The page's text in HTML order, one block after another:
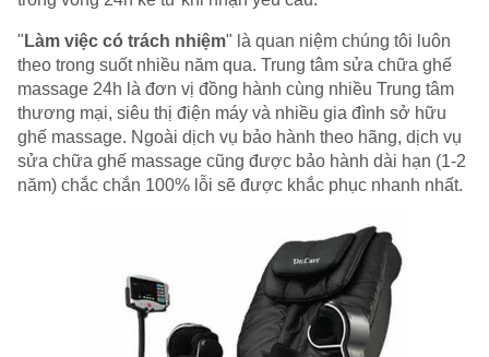
" Làm việc có trách nhiệm" là quan niệm chúng tôi luôn
theo trong suốt nhiều năm qua. Trung tâm sửa chữa ghế
massage 24h là đơn vị đồng hành cùng nhiều Trung tâm
thương mại, siêu thị điện máy và nhiều gia đình sở hữu
ghế massage. Ngoài dịch vụ bảo hành theo hãng, dịch vụ
sửa chữa ghế massage cũng được bảo hành dài hạn (1-2
năm) chắc chắn 100% lỗi sẽ được khắc phục nhanh nhất.